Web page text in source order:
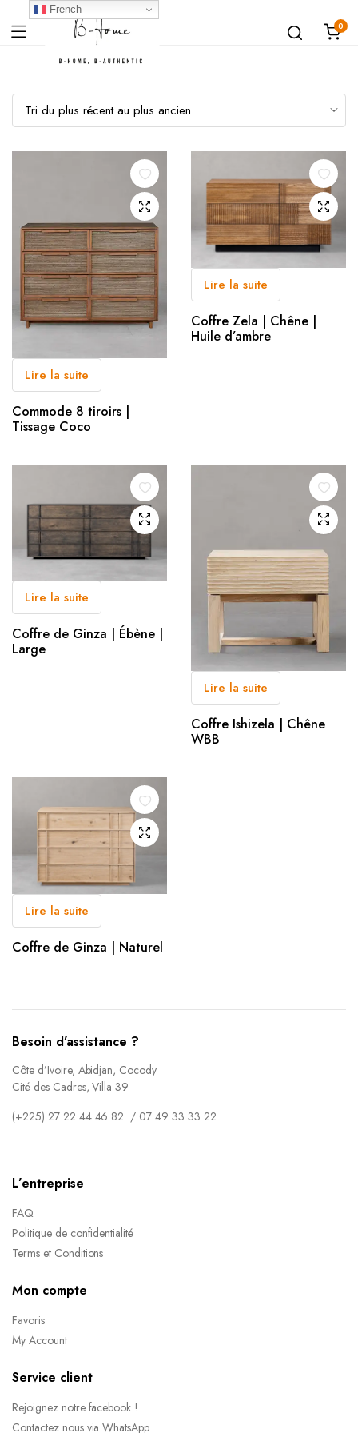
0
Lire la suite
Commode 8 tiroirs |
Tissage Coco
Lire la suite
Coffre Zela | Chêne |
Huile d’ambre
Lire la suite
Coffre de Ginza | Ébène |
Large
Lire la suite
Coffre Ishizela | Chêne
WBB
Lire la suite
Coffre de Ginza | Naturel
Besoin d’assistance ?
Côte d’Ivoire, Abidjan, Cocody
Cité des Cadres, Villa 39
(+225) 27 22 44 46 82 / 07 49 33 33 22
L’entreprise
FAQ
Politique de confidentialité
Terms et Conditions
Mon compte
Favoris
My Account
Service client
Rejoignez notre facebook !
Contactez nous via WhatsApp
French